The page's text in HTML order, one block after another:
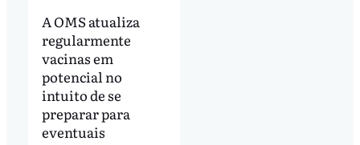
A OMS atualiza
regularmente
vacinas em
potencial no
intuito de se
preparar para
eventuais